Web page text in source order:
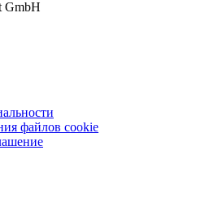
GmbH
файлов cookie